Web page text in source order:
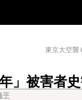
東京大空
」被害者
平